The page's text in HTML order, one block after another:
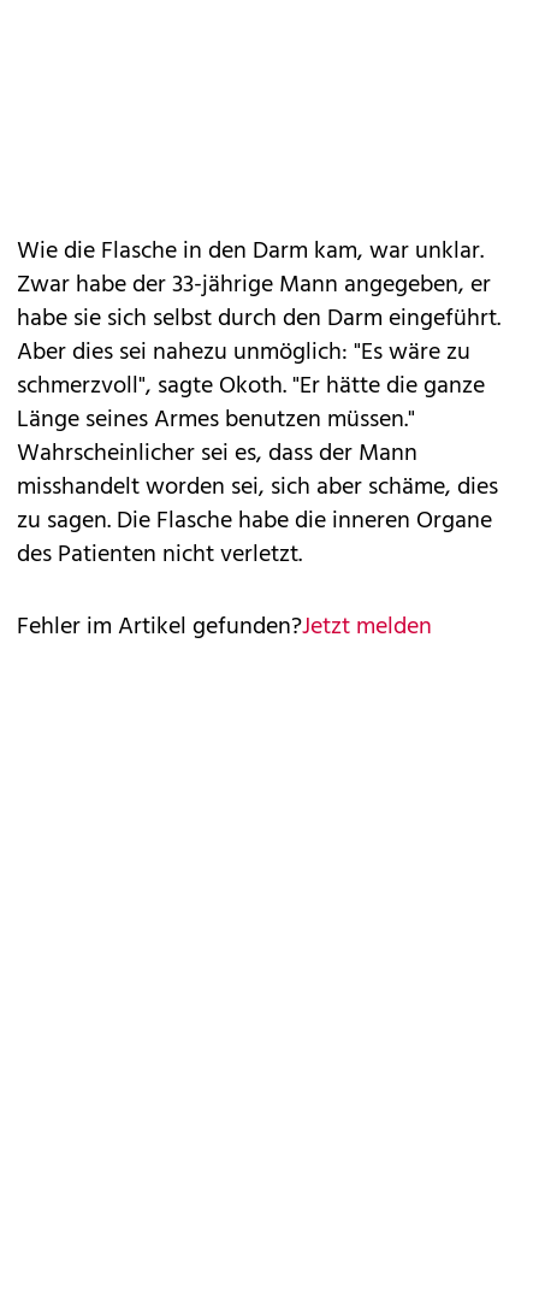
Wie die Flasche in den Darm kam, war unklar.
Zwar habe der 33-jährige Mann angegeben, er
habe sie sich selbst durch den Darm eingeführt.
Aber dies sei nahezu unmöglich: "Es wäre zu
schmerzvoll", sagte Okoth. "Er hätte die ganze
Länge seines Armes benutzen müssen."
Wahrscheinlicher sei es, dass der Mann
misshandelt worden sei, sich aber schäme, dies
zu sagen. Die Flasche habe die inneren Organe
des Patienten nicht verletzt.
Fehler im Artikel gefunden?Jetzt melden